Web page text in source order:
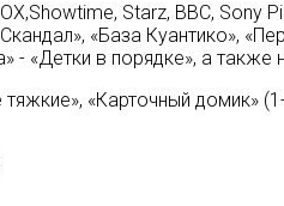
Starz, BBC, Sony
«База Куантико»,
«Детки в порядке», а
«Карточный домик»